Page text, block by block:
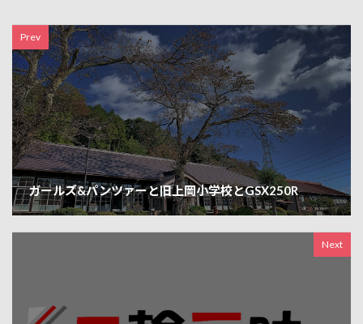
Prev
ガールズ&パンツァーと旧上岡小学校とGSX250R
Next